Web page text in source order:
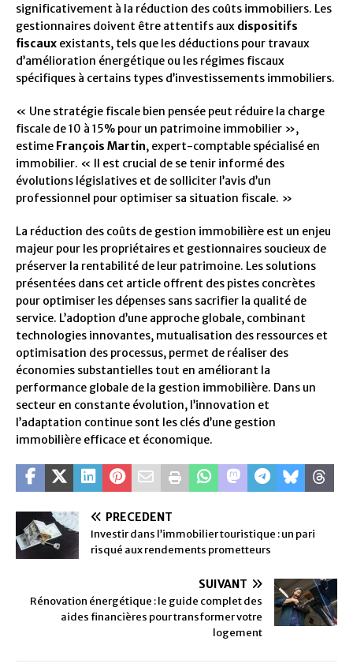
significativement à la réduction des coûts immobiliers. Les
gestionnaires doivent être attentifs aux dispositifs
fiscaux existants, tels que les déductions pour travaux
d’amélioration énergétique ou les régimes fiscaux
spécifiques à certains types d’investissements immobiliers.
« Une stratégie fiscale bien pensée peut réduire la charge
fiscale de 10 à 15% pour un patrimoine immobilier »,
estime François Martin, expert-comptable spécialisé en
immobilier. « Il est crucial de se tenir informé des
évolutions législatives et de solliciter l’avis d’un
professionnel pour optimiser sa situation fiscale. »
La réduction des coûts de gestion immobilière est un enjeu
majeur pour les propriétaires et gestionnaires soucieux de
préserver la rentabilité de leur patrimoine. Les solutions
présentées dans cet article offrent des pistes concrètes
pour optimiser les dépenses sans sacrifier la qualité de
service. L’adoption d’une approche globale, combinant
technologies innovantes, mutualisation des ressources et
optimisation des processus, permet de réaliser des
économies substantielles tout en améliorant la
performance globale de la gestion immobilière. Dans un
secteur en constante évolution, l’innovation et
l’adaptation continue sont les clés d’une gestion
immobilière efficace et économique.
PRÉCÉDENT
Investir dans l’immobilier touristique : un pari
risqué aux rendements prometteurs
SUIVANT
Rénovation énergétique : le guide complet des
aides financières pour transformer votre
logement